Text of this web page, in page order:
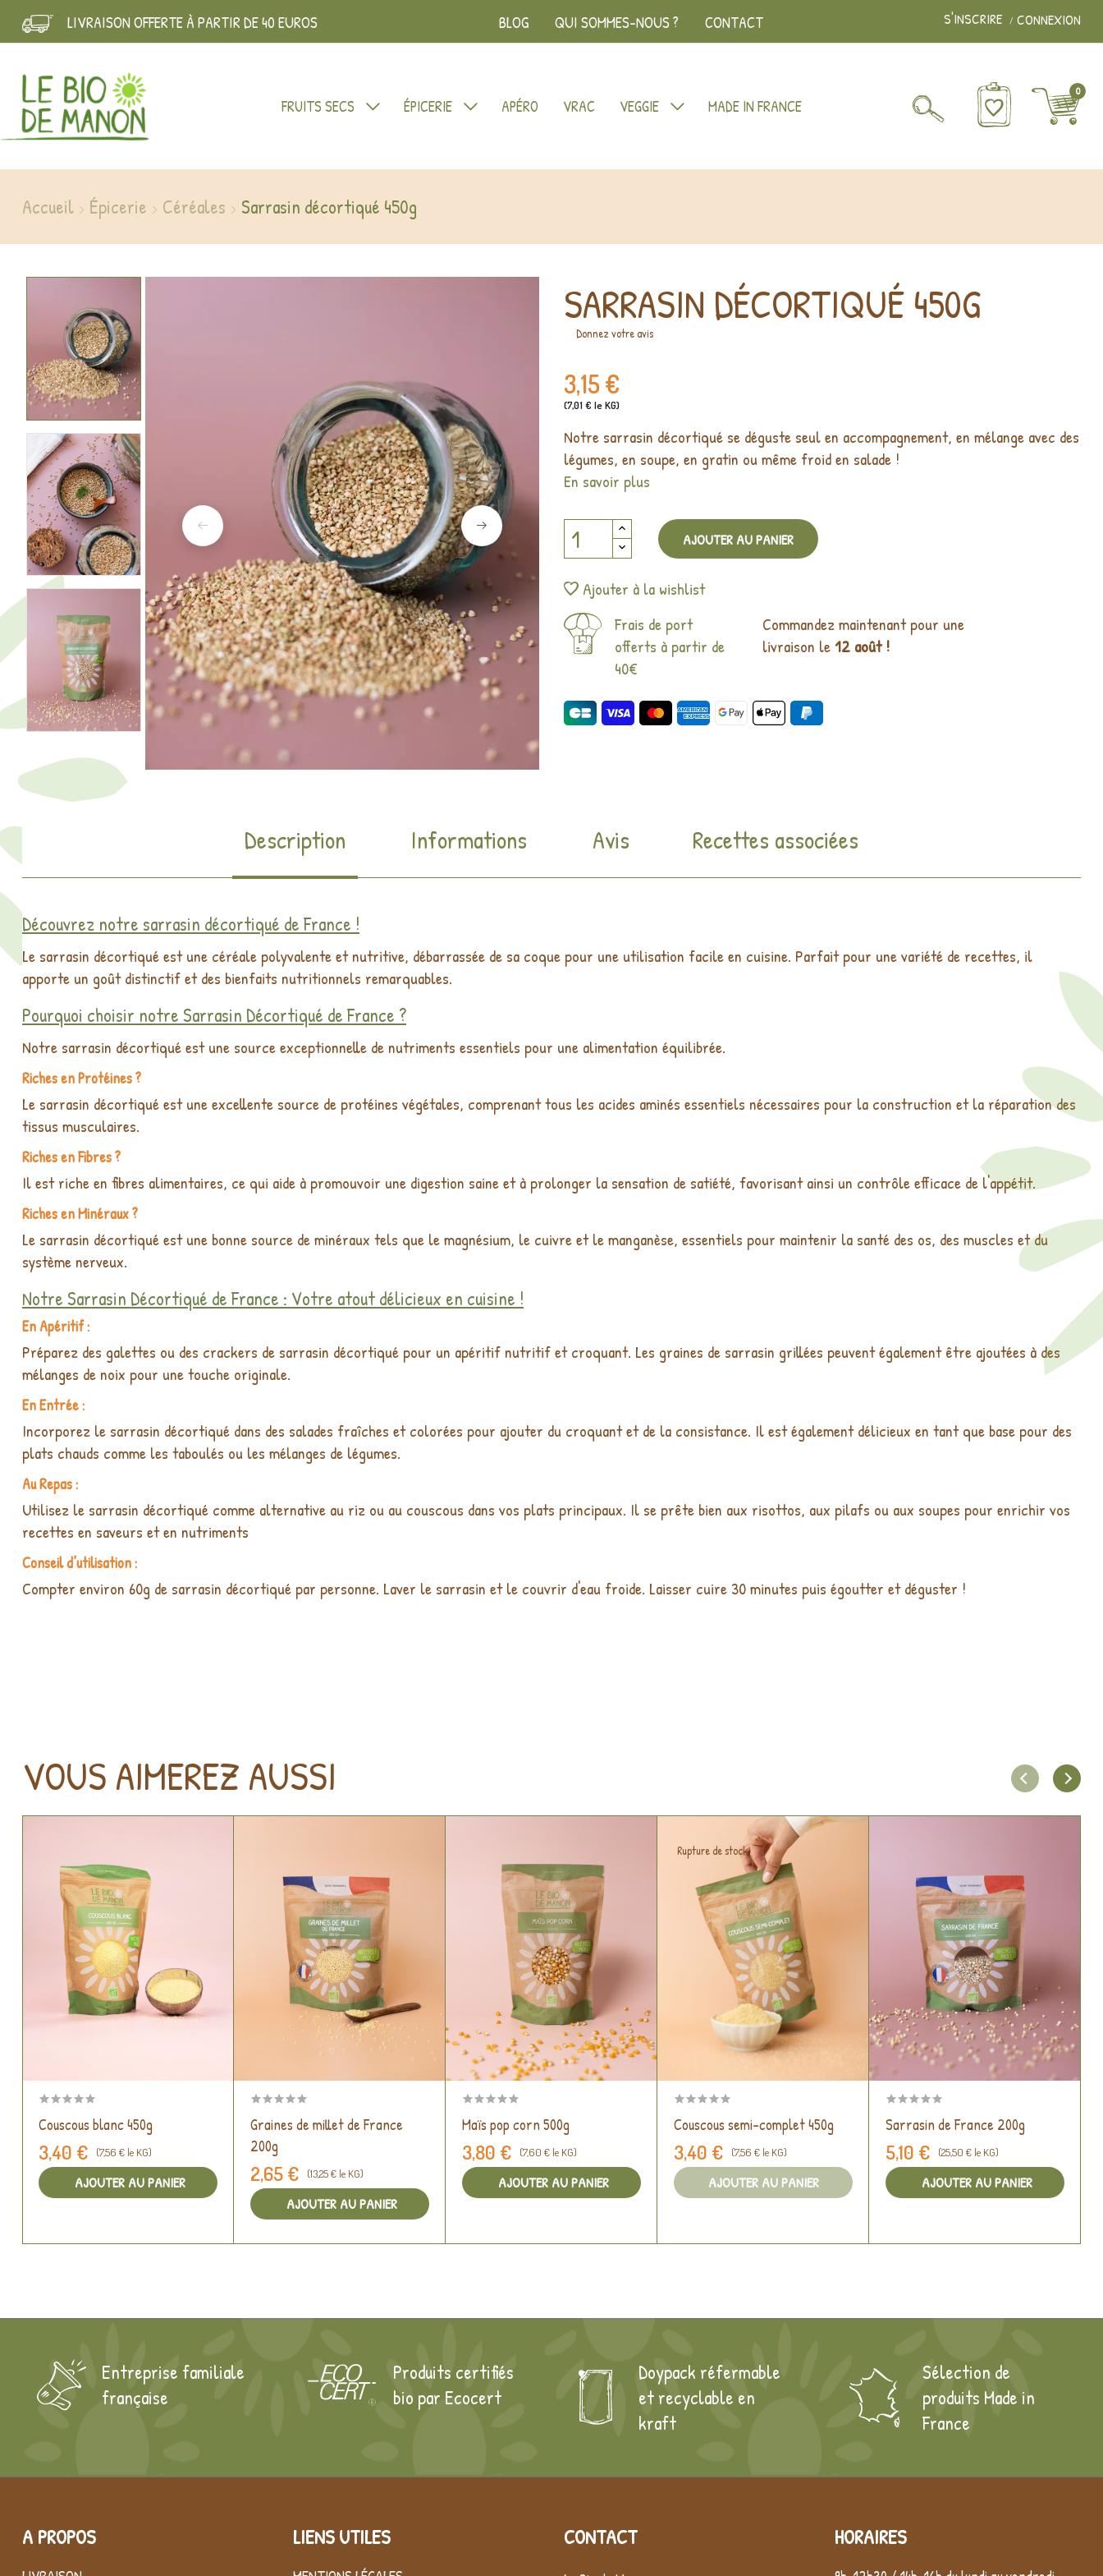
S'INSCRIRE CONNEXION
LIVRAISON OFFERTE À PARTIR DE 40 EUROS BLOG QUI SOMMES-NOUS ? CONTACT
FRUITS SECS ÉPICERIE APÉRO VRAC VEGGIE MADE IN FRANCE
0
Accueil Épicerie Céréales Sarrasin décortiqué 450g
SARRASIN DÉCORTIQUÉ 450G
Donnez votre avis
3,15 €
(7,01 € le KG)
Notre sarrasin décortiqué se déguste seul en accompagnement, en mélange avec des
légumes, en soupe, en gratin ou même froid en salade !
En savoir plus
AJOUTER AU PANIER
Ajouter à la wishlist
Frais de port
offerts à partir de
40€
Commandez maintenant pour une
livraison le12 août !
Description Informations Avis Recettes associées
Découvrez notre sarrasin décortiqué de France !
Le sarrasin décortiqué est une céréale polyvalente et nutritive, débarrassée de sa coque pour une utilisation facile en cuisine. Parfait pour une variété de recettes, il
apporte un goût distinctif et des bienfaits nutritionnels remarquables.
Pourquoi choisir notre Sarrasin Décortiqué de France ?
Notre sarrasin décortiqué est une source exceptionnelle de nutriments essentiels pour une alimentation équilibrée.
Riches en Protéines ?
Le sarrasin décortiqué est une excellente source de protéines végétales, comprenant tous les acides aminés essentiels nécessaires pour la construction et la réparation des
tissus musculaires.
Riches en Fibres ?
Il est riche en fibres alimentaires, ce qui aide à promouvoir une digestion saine et à prolonger la sensation de satiété, favorisant ainsi un contrôle efficace de l'appétit.
Riches en Minéraux ?
Le sarrasin décortiqué est une bonne source de minéraux tels que le magnésium, le cuivre et le manganèse, essentiels pour maintenir la santé des os, des muscles et du
système nerveux.
Notre Sarrasin Décortiqué de France : Votre atout délicieux en cuisine !
En Apéritif :
Préparez des galettes ou des crackers de sarrasin décortiqué pour un apéritif nutritif et croquant. Les graines de sarrasin grillées peuvent également être ajoutées à des
mélanges de noix pour une touche originale.
En Entrée :
Incorporez le sarrasin décortiqué dans des salades fraîches et colorées pour ajouter du croquant et de la consistance. Il est également délicieux en tant que base pour des
plats chauds comme les taboulés ou les mélanges de légumes.
Au Repas :
Utilisez le sarrasin décortiqué comme alternative au riz ou au couscous dans vos plats principaux. Il se prête bien aux risottos, aux pilafs ou aux soupes pour enrichir vos
recettes en saveurs et en nutriments
Conseil d’utilisation :
Compter environ 60g de sarrasin décortiqué par personne. Laver le sarrasin et le couvrir d'eau froide. Laisser cuire 30 minutes puis égoutter et déguster !
VOUS AIMEREZ AUSSI
Couscous blanc 450g
3,40 € (7,56 € le KG)
AJOUTER AU PANIER
Graines de millet de France
200g
2,65 € (13,25 € le KG)
AJOUTER AU PANIER
Maïs pop corn 500g
3,80 € (7,60 € le KG)
AJOUTER AU PANIER
Rupture de stock
Couscous semi-complet 450g
3,40 € (7,56 € le KG)
AJOUTER AU PANIER
Sarrasin de France 200g
5,10 € (25,50 € le KG)
AJOUTER AU PANIER
Entreprise familiale
française
Produits certifiés
bio par Ecocert
Doypack réfermable
et recyclable en
kraft
Sélection de
produits Made in
France
A PROPOS LIENS UTILES CONTACT HORAIRES